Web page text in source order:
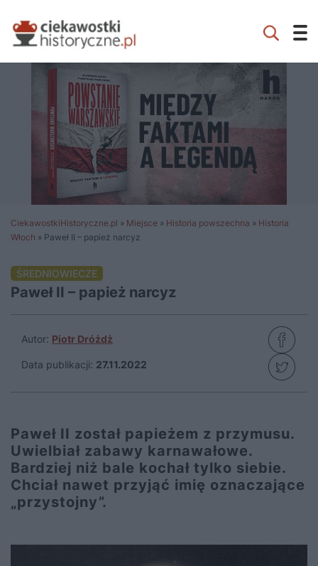
CiekawostkiHistoryczne.pl » Miejsce » Historia powszechna » Historia
Włoch » Paweł II – papież narcyz
ŚREDNIOWIECZE
Paweł II – papież narcyz
Autor: Piotr Dróżdż
Data publikacji: 27.11.2022
Paweł II został papieżem z przymusu.
Uwielbiał zabawy karnawałowe.
Bardziej niż bale kochał tylko siebie.
Chciał nawet przyjąć imię oznaczające
„przystojny”.